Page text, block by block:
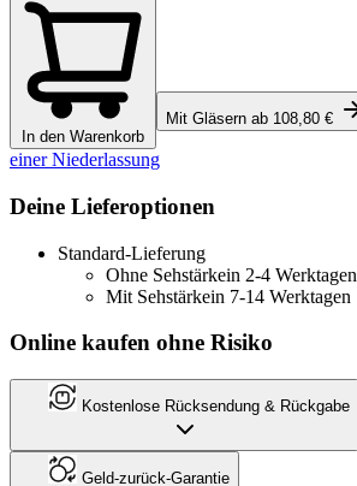
In den Warenkorb
Mit Gläsern ab 108,80 €
einer Niederlassung
Deine Lieferoptionen
Standard-Lieferung
Ohne Sehstärkein 2-4 Werktagen
Mit Sehstärkein 7-14 Werktagen
Online kaufen ohne Risiko
Kostenlose Rücksendung & Rückgabe
Geld-zurück-Garantie